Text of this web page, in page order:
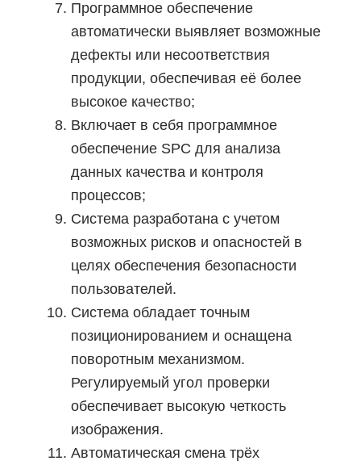
Программное обеспечение
автоматически выявляет возможные
дефекты или несоответствия
продукции, обеспечивая её более
высокое качество;
Включает в себя программное
обеспечение SPC для анализа
данных качества и контроля
процессов;
Система разработана с учетом
возможных рисков и опасностей в
целях обеспечения безопасности
пользователей.
Система обладает точным
позиционированием и оснащена
поворотным механизмом.
Регулируемый угол проверки
обеспечивает высокую четкость
изображения.
Автоматическая смена трёх